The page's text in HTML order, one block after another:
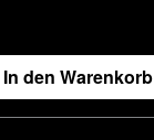
In den Warenkorb